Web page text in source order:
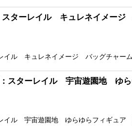
スターレイル キュレネイメージ
イル キュレネイメージ バッグチャー
：スターレイル 宇宙遊園地 ゆ
イル 宇宙遊園地 ゆらゆらフィギュア